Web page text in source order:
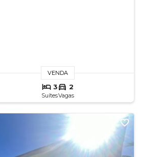
VENDA
3
Suítes
2
Vagas